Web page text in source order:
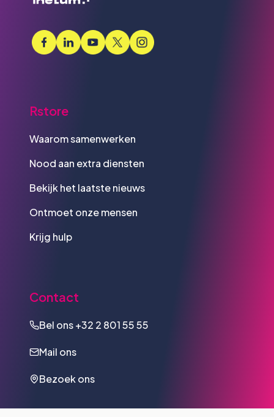
Rstore
Waarom samenwerken
Nood aan extra diensten
Bekijk het laatste nieuws
Ontmoet onze mensen
Krijg hulp
Contact
Bel ons+32 2 801 55 55
Mail ons
Bezoek ons